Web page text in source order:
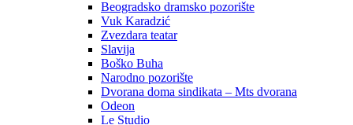
Beogradsko dramsko pozorište
Vuk Karadzić
Zvezdara teatar
Slavija
Boško Buha
Narodno pozorište
Dvorana doma sindikata – Mts dvorana
Odeon
Le Studio